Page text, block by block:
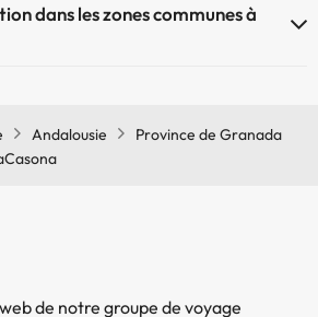
d'autres installations.
dans les zones communes à
Andalousie
Province de Granada
de notre groupe de voyage